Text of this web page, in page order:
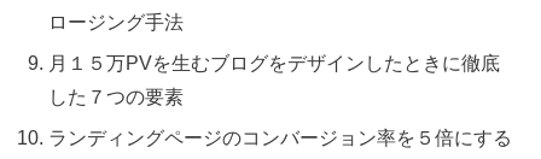
ロージング手法
月１５万PVを生むブログをデザインしたときに徹底
した７つの要素
ランディングページのコンバージョン率を５倍にする